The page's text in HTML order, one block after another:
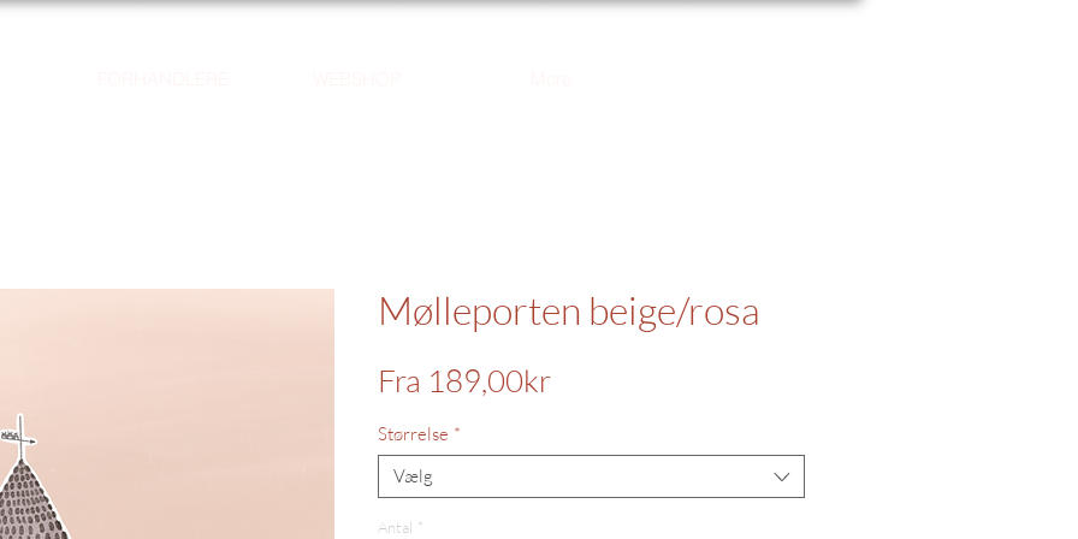
Mølleporten beige/rosa
Fra 189,00krSalgspris
Størrelse *
Vælg
Antal *